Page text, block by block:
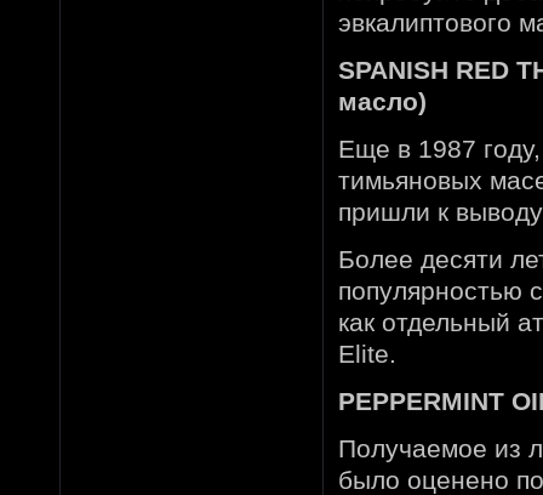
эвкалиптового
SPANISH RED
масло)
Еще в 1987
тимьяновых
пришли к
Более десяти
популярностью
как отдельный
Elite.
PEPPERMINT
Получаемое из
было оценено